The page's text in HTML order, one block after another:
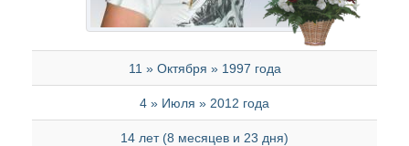
11 » Октября » 1997 года
4 » Июля » 2012 года
14 лет (8 месяцев и 23 дня)